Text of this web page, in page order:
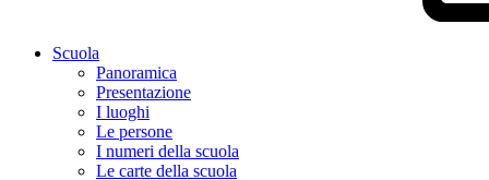
Scuola
Panoramica
Presentazione
I luoghi
Le persone
I numeri della scuola
Le carte della scuola